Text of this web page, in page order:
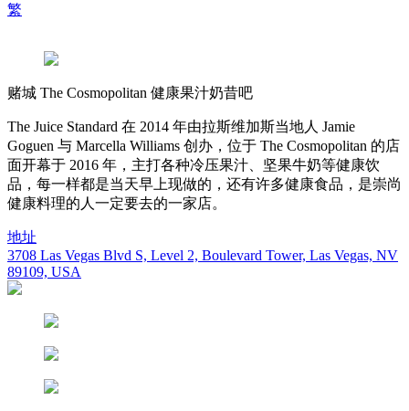
繁
赌城 The Cosmopolitan 健康果汁奶昔吧
The Juice Standard 在 2014 年由拉斯维加斯当地人 Jamie
Goguen 与 Marcella Williams 创办，位于 The Cosmopolitan 的店
面开幕于 2016 年，主打各种冷压果汁、坚果牛奶等健康饮
品，每一样都是当天早上现做的，还有许多健康食品，是崇尚
健康料理的人一定要去的一家店。
地址
3708 Las Vegas Blvd S, Level 2, Boulevard Tower, Las Vegas, NV
89109, USA